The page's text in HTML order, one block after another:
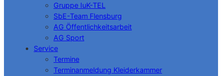
Gruppe IuK-TEL
SbE-Team Flensburg
AG Öffentlichkeitsarbeit
AG Sport
Service
Termine
Terminanmeldung Kleiderkammer